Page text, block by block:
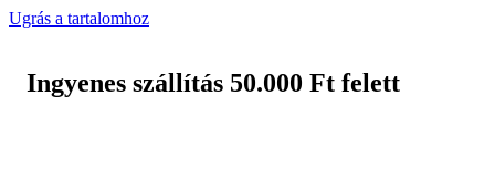
Ugrás a tartalomhoz
Ingyenes szállítás 50.000 Ft felett